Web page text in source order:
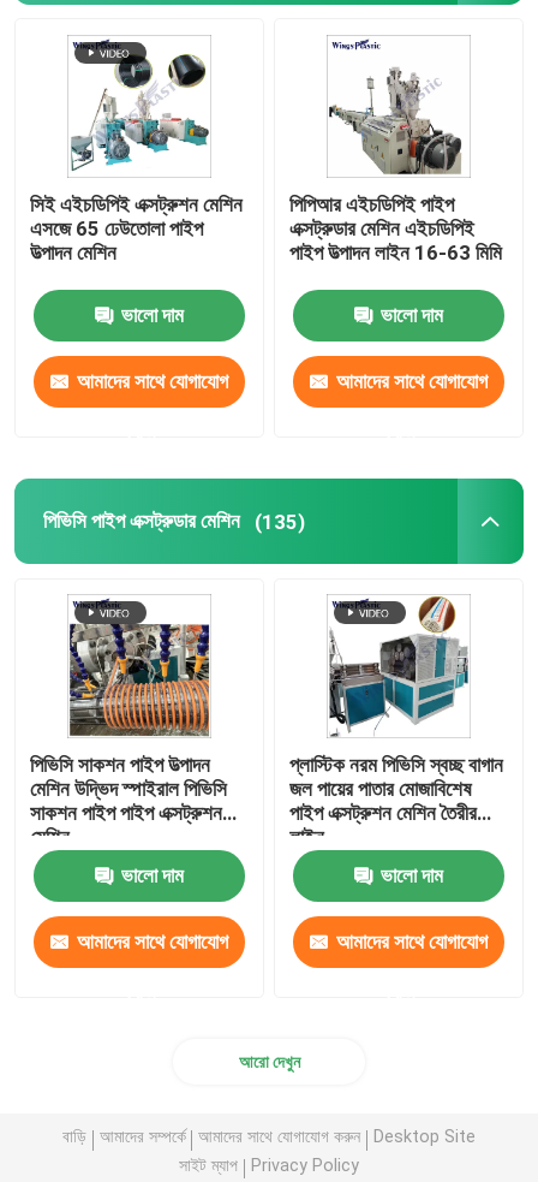
সিই এইচডিপিই এক্সট্রুশন মেশিন
এসজে 65 ঢেউতোলা পাইপ
উত্পাদন মেশিন
ভালো দাম
আমাদের সাথে যোগাযোগ
পিপিআর এইচডিপিই পাইপ
এক্সট্রুডার মেশিন এইচডিপিই
পাইপ উত্পাদন লাইন 16-63 মিমি
ভালো দাম
আমাদের সাথে যোগাযোগ
পিভিসি পাইপ এক্সট্রুডার মেশিন (135)
পিভিসি সাকশন পাইপ উত্পাদন
মেশিন উদ্ভিদ স্পাইরাল পিভিসি
সাকশন পাইপ পাইপ এক্সট্রুশন
মেশিন
ভালো দাম
আমাদের সাথে যোগাযোগ
প্লাস্টিক নরম পিভিসি স্বচ্ছ বাগান
জল পায়ের পাতার মোজাবিশেষ
পাইপ এক্সট্রুশন মেশিন তৈরীর
লাইন
ভালো দাম
আমাদের সাথে যোগাযোগ
আরো দেখুন
বাড়ি আমাদের সম্পর্কে আমাদের সাথে যোগাযোগ করুন
Desktop Site
সাইট ম্যাপ
Privacy Policy